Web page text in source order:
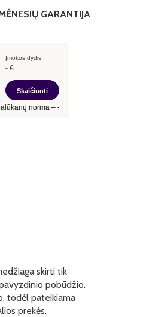
GARANTIJA
skirti tik
pobūdžio.
todėl pateikiama
prekės.